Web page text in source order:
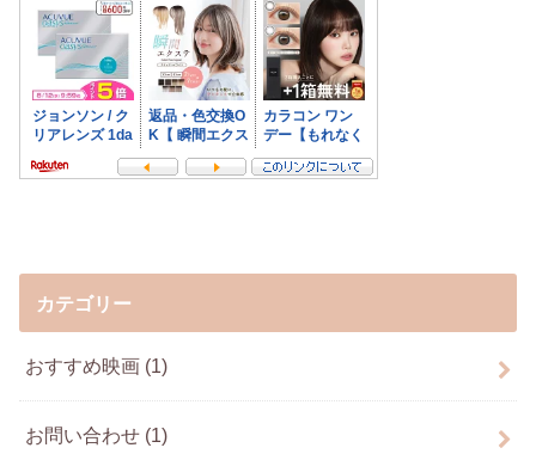
カテゴリー
おすすめ映画 (1)
お問い合わせ (1)